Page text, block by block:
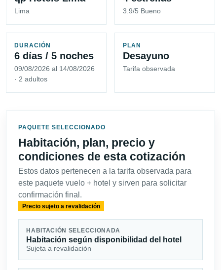
Lima 3.9/5 Bueno
DURACIÓN
6 días / 5 noches
09/08/2026 al 14/08/2026
· 2 adultos
PLAN
Desayuno
Tarifa observada
PAQUETE SELECCIONADO
Habitación, plan, precio y
condiciones de esta cotización
Estos datos pertenecen a la tarifa observada para
este paquete vuelo + hotel y sirven para solicitar
confirmación final.
Precio sujeto a revalidación
HABITACIÓN SELECCIONADA
Habitación según disponibilidad del hotel
Sujeta a revalidación